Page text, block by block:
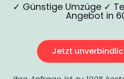
✓ Günstige Umzüge ✓
Angebot in
Jetzt